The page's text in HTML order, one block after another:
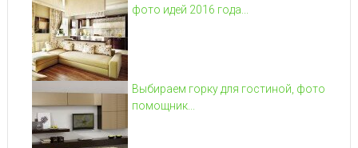
фото идей 2016 года...
Выбираем горку для гостиной, фото
помощник...